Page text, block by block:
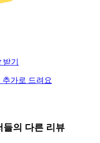
받기
추가로 드려요
들의 다른 리뷰